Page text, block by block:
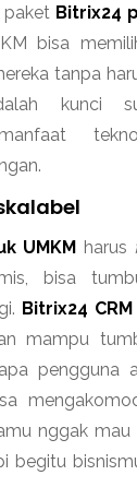
paket Bitrix24
bisa
tanpa
kunci
UMKM harus
bisa
Bitrix24 CRM
mampu
pengguna
nggak mau
begitu